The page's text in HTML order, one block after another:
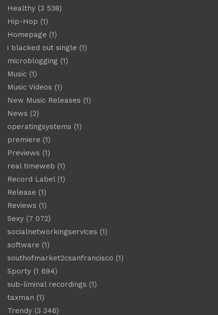
Healthy (3 538)
Hip-Hop (1)
Homepage (1)
i blacked out single (1)
microblogging (1)
Music (1)
Music Videos (1)
New Music Releases (1)
News (2)
operatingsystems (1)
premiere (1)
Previews (1)
real timeweb (1)
Record Label(1)
Release (1)
Reviews (1)
Sexy (7 072)
socialnetworkingservices (1)
software (1)
southofmarket2csanfrancisco (1)
Sporty (1 694)
sub-liminal recordings (1)
taxman (1)
Trendy (3 346)